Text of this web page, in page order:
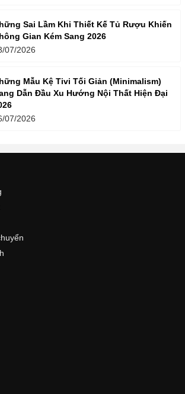
Sai Lầm Khi Thiết Kế Tủ Rượu Khiến
Gian Kém Sang 2026
07/2026
Mẫu Kệ Tivi Tối Giản (Minimalism)
Dẫn Đầu Xu Hướng Nội Thất Hiện Đại
07/2026